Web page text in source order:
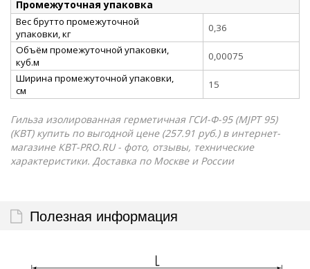
Промежуточная упаковка
Вес брутто промежуточной
упаковки, кг
0,36
Объём промежуточной упаковки,
куб.м
0,00075
Ширина промежуточной упаковки,
см
15
Гильза изолированная герметичная ГСИ-Ф-95 (MJPT 95)
(КВТ) купить по выгодной цене (257.91 руб.) в интернет-
магазине КВТ-PRO.RU - фото, отзывы, технические
характеристики. Доставка по Москве и России
Полезная информация